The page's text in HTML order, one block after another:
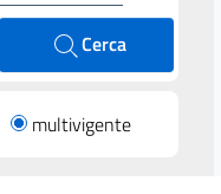
Cerca
multivigente